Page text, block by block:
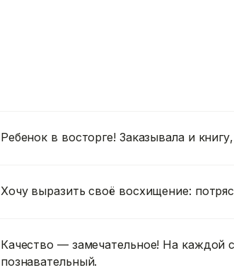
Ребенок в восторге! Заказывала и
Хочу выразить своё восхищение:
Качество — замечательное! На каждой
познавательный.